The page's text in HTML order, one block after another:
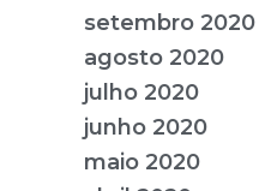
setembro 2020
agosto 2020
julho 2020
junho 2020
maio 2020